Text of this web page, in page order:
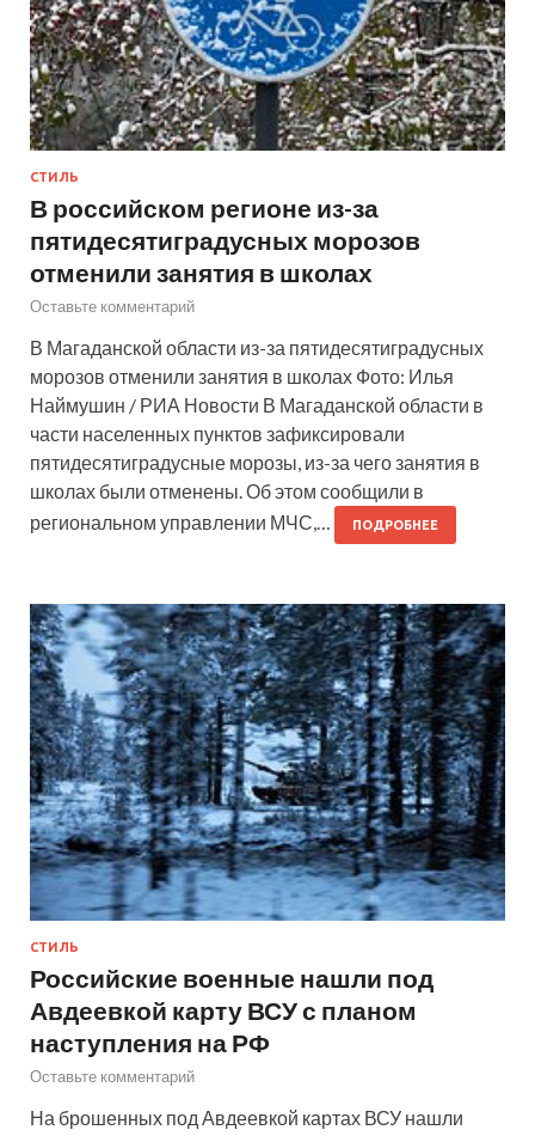
СТИЛЬ
В российском регионе из-за
пятидесятиградусных морозов
отменили занятия в школах
Оставьте комментарий
В Магаданской области из-за пятидесятиградусных
морозов отменили занятия в школах Фото: Илья
Наймушин / РИА Новости В Магаданской области в
части населенных пунктов зафиксировали
пятидесятиградусные морозы, из-за чего занятия в
школах были отменены. Об этом сообщили в
региональном управлении МЧС,…
ПОДРОБНЕЕ
СТИЛЬ
Российские военные нашли под
Авдеевкой карту ВСУ с планом
наступления на РФ
Оставьте комментарий
На брошенных под Авдеевкой картах ВСУ нашли